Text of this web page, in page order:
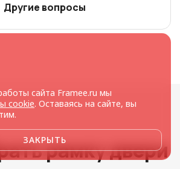
Другие вопросы
рамку двери
сайта Framee.ru мы
cookie. Оставаясь на сайте, вы
ЗАКРЫТЬ